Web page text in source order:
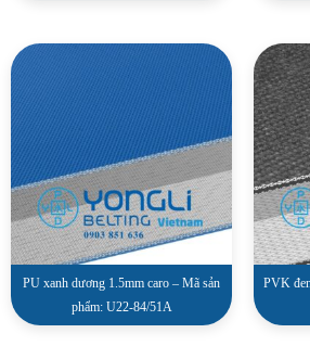
PU xanh dương 1.5mm caro – Mã sản
phẩm: U22-84/51A
PVK